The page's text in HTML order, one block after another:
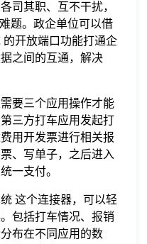
司其职、互不干扰，
题。政企单位可以借
的开放端口功能打通企
之间的互通，解决
要三个应用操作才能
三方打车应用发起打
用开发票进行相关报
、写单子，之后进入
一支付。
这个连接器，可以轻
包括打车情况、报销
布在不同应用的数